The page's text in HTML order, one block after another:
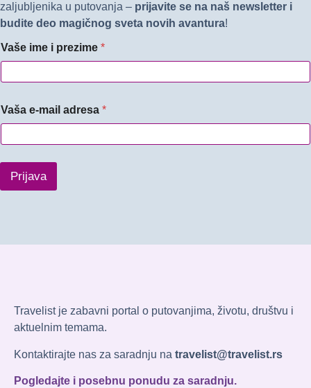
zaljubljenika u putovanja – prijavite se na naš newsletter i
budite deo magičnog sveta novih avantura!
Vaše ime i prezime *
Vaša e-mail adresa *
Prijava
Travelist je zabavni portal o putovanjima, životu, društvu i
aktuelnim temama.
Kontaktirajte nas za saradnju na travelist@travelist.rs
Pogledajte i posebnu ponudu za saradnju.